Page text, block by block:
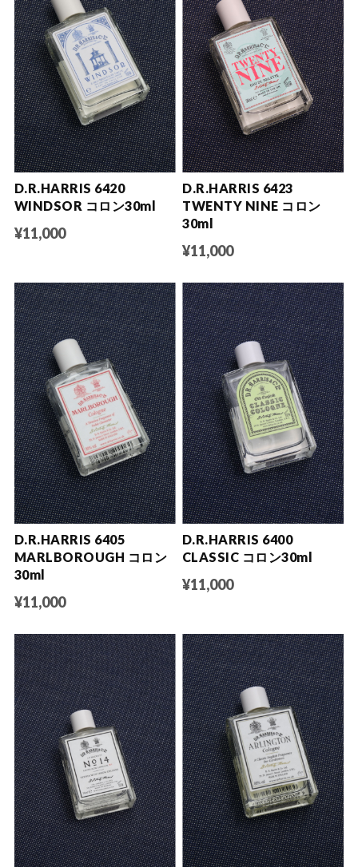
D.R.HARRIS 6420
WINDSOR コロン30ml
¥11,000
D.R.HARRIS 6423
TWENTY NINE コロン
30ml
¥11,000
D.R.HARRIS 6405
MARLBOROUGH コロン
30ml
¥11,000
D.R.HARRIS 6400
CLASSIC コロン30ml
¥11,000